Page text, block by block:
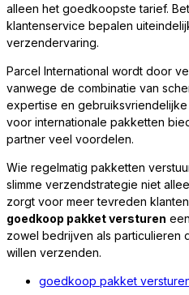
alleen het goedkoopste tarief.
klantenservice bepalen
verzendervaring.
Parcel International wordt door
vanwege de combinatie van
expertise en
voor internationale pakketten
partner veel voordelen.
Wie regelmatig pakketten
slimme verzendstrategie niet
zorgt voor meer tevreden
goedkoop pakket versturen
zowel bedrijven als particulieren
willen verzenden.
goedkoop pakket